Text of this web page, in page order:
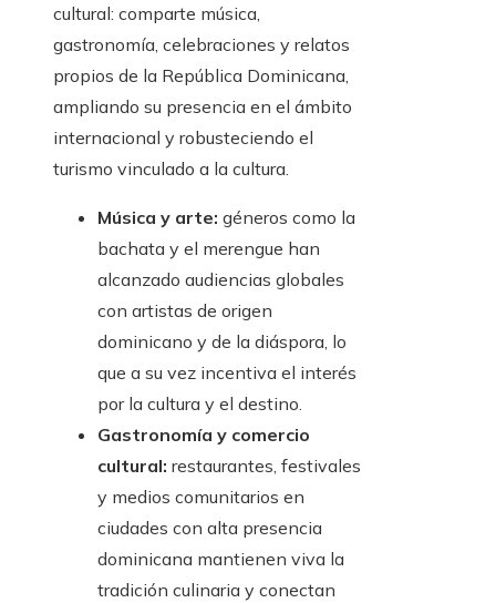
cultural: comparte música,
gastronomía, celebraciones y relatos
propios de la República Dominicana,
ampliando su presencia en el ámbito
internacional y robusteciendo el
turismo vinculado a la cultura.
Música y arte: géneros como la
bachata y el merengue han
alcanzado audiencias globales
con artistas de origen
dominicano y de la diáspora, lo
que a su vez incentiva el interés
por la cultura y el destino.
Gastronomía y comercio
cultural: restaurantes, festivales
y medios comunitarios en
ciudades con alta presencia
dominicana mantienen viva la
tradición culinaria y conectan